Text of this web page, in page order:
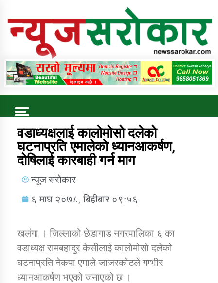
Online News Portal
Trending Now
कुषि बिकास कार्यालय जुम्ला सुचना सन्देश
डिभिजन कार्यालय जुम्लाको सुचना सन्देश
वडाध्यक्षलाई कालोमोसो दलेको
घटनाप्रति एमालेको ध्यानआकर्षण,
दोषिलाई कारबाही गर्न माग
न्यूज सरोकार
६ माघ २०७८, बिहीबार ०९:५६
खलंगा । जिल्लाको छेडागाड नगरपालिका ६ का
वडाध्यक्ष रामबहादुर केसीलाई कालोमोसो दलेको
घटनाप्रति नेकपा एमाले जाजरकोटले गम्भीर
ध्यानआकर्षण भएको जनाएको छ ।